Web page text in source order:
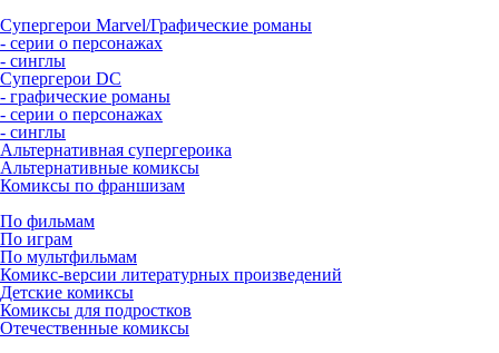
Супергерои Marvel/Графические романы
- серии о персонажах
- синглы
Супергерои DC
- графические романы
- серии о персонажах
- синглы
Альтернативная супергероика
Альтернативные комиксы
Комиксы по франшизам
По фильмам
По играм
По мультфильмам
Комикс-версии литературных произведений
Детские комиксы
Комиксы для подростков
Отечественные комиксы